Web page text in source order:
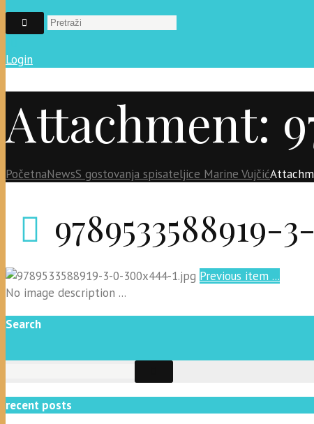
Login
Attachment:
PočetnaNewsS gostovanja spisateljice Marine Vujčić
9789533588919-
Previous item ...
No image description ...
Search
recent posts